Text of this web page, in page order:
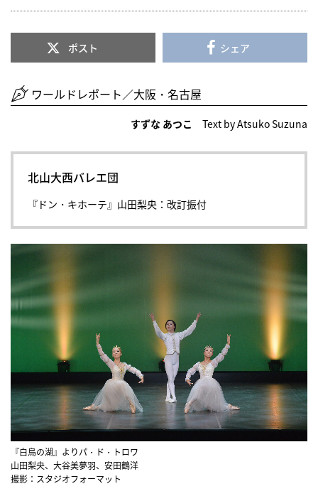
ポスト シェア
ワールドレポート／大阪・名古屋
すずな あつこ Text by Atsuko Suzuna
北山大西バレエ団
『ドン・キホーテ』山田梨央：改訂振付
『白鳥の湖』よりパ・ド・トロワ
山田梨央、大谷美夢羽、安田鶴洋
撮影：スタジオフォーマット